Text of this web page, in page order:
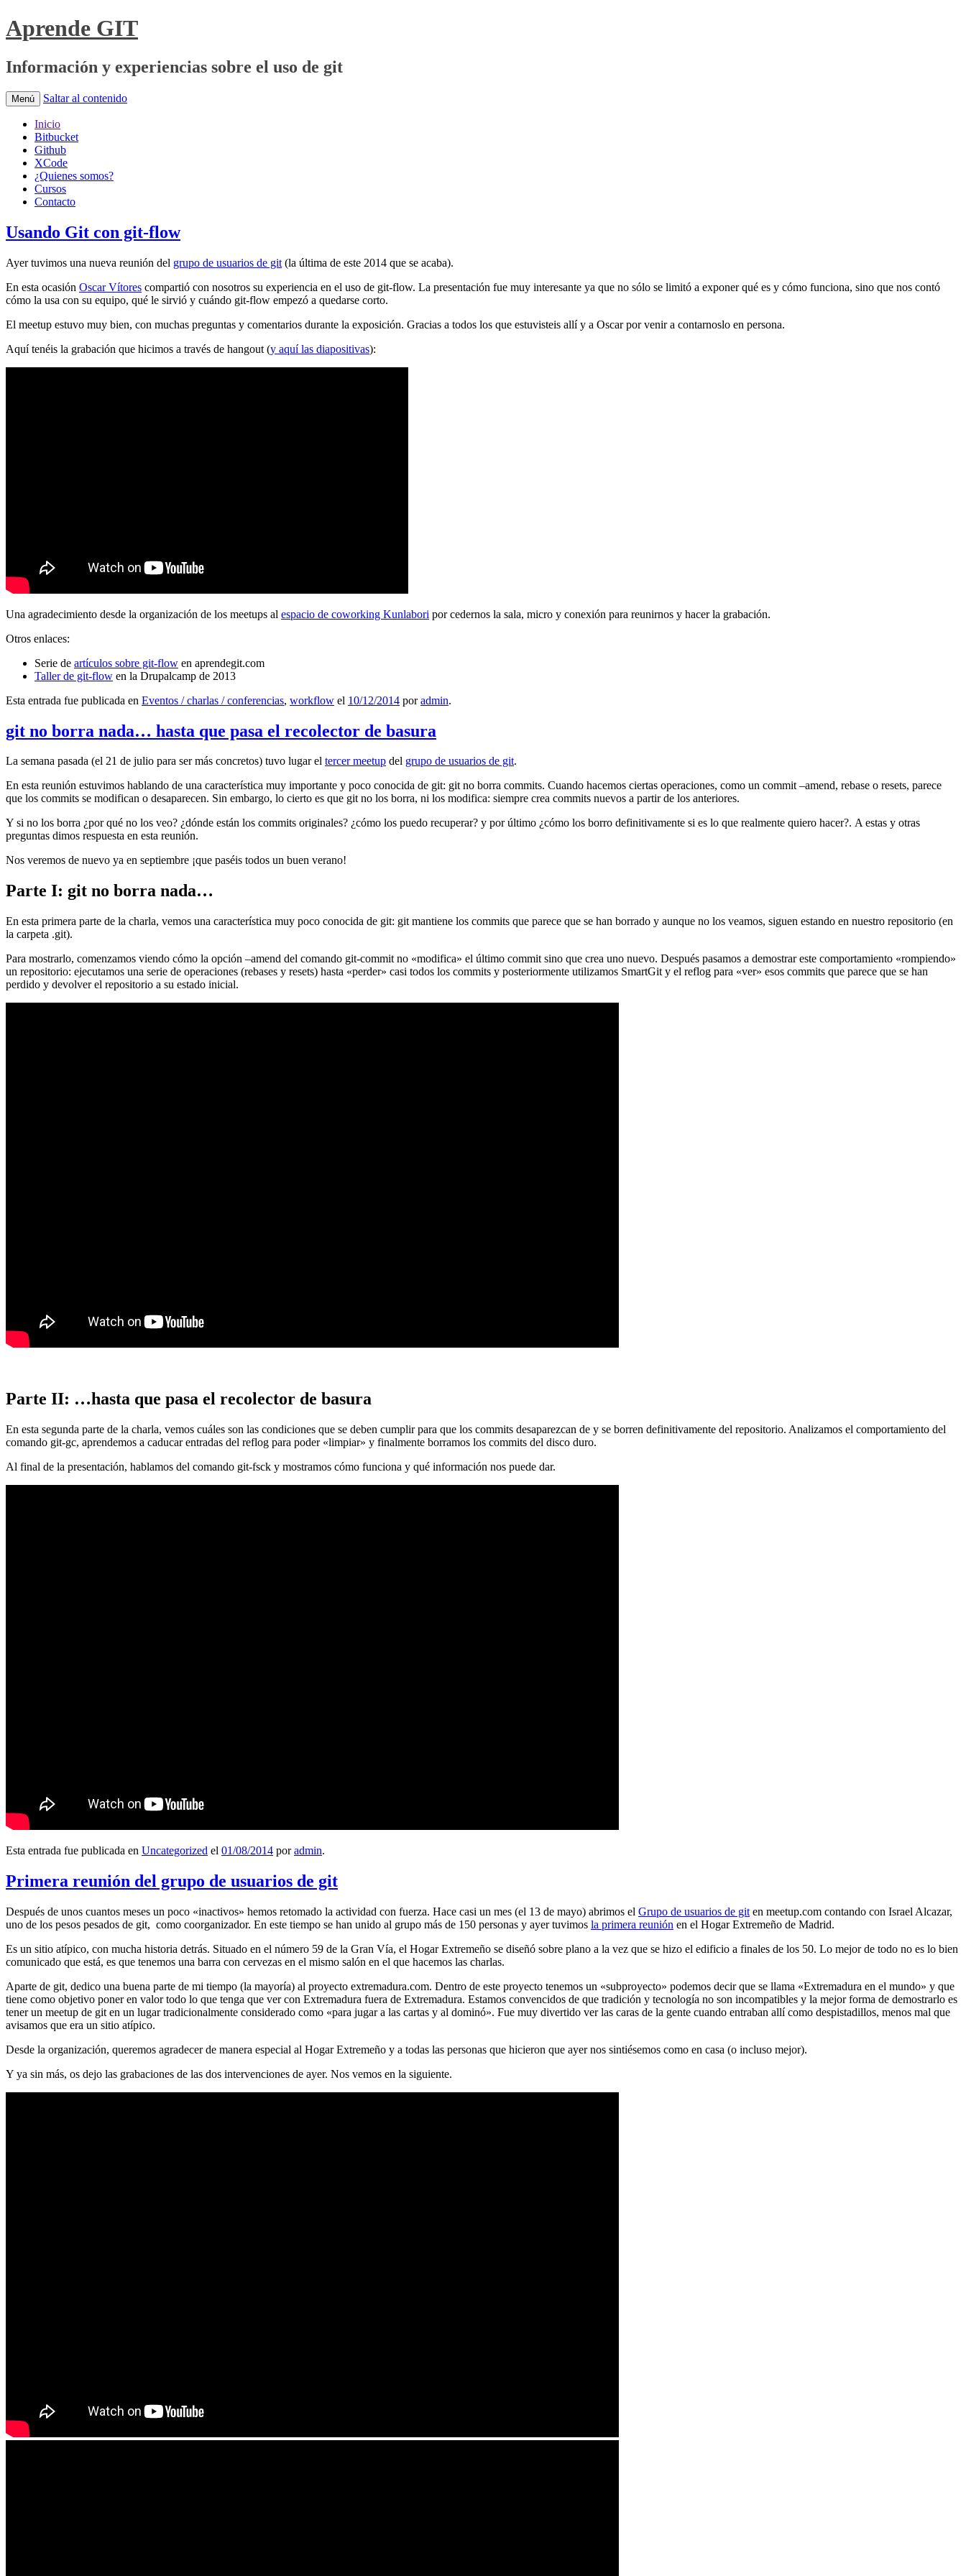
Aprende GIT
Información y experiencias sobre el uso de git
Menú Saltar al contenido
Inicio
Bitbucket
Github
XCode
¿Quienes somos?
Cursos
Contacto
Usando Git con git-flow
Ayer tuvimos una nueva reunión del grupo de usuarios de git (la última de este 2014 que se acaba).
En esta ocasión Oscar Vítores compartió con nosotros su experiencia en el uso de git-flow. La presentación fue muy interesante ya que no sólo se limitó a exponer qué es y cómo funciona, sino que nos contó
cómo la usa con su equipo, qué le sirvió y cuándo git-flow empezó a quedarse corto.
El meetup estuvo muy bien, con muchas preguntas y comentarios durante la exposición. Gracias a todos los que estuvisteis allí y a Oscar por venir a contarnoslo en persona.
Aquí tenéis la grabación que hicimos a través de hangout (y aquí las diapositivas):
Una agradecimiento desde la organización de los meetups al espacio de coworking Kunlabori por cedernos la sala, micro y conexión para reunirnos y hacer la grabación.
Otros enlaces:
Serie de artículos sobre git-flow en aprendegit.com
Taller de git-flow en la Drupalcamp de 2013
Esta entrada fue publicada en Eventos / charlas / conferencias, workflow el 10/12/2014 poradmin.
git no borra nada… hasta que pasa el recolector de basura
La semana pasada (el 21 de julio para ser más concretos) tuvo lugar el tercer meetup del grupo de usuarios de git.
En esta reunión estuvimos hablando de una característica muy importante y poco conocida de git: git no borra commits. Cuando hacemos ciertas operaciones, como un commit –amend, rebase o resets, parece
que los commits se modifican o desaparecen. Sin embargo, lo cierto es que git no los borra, ni los modifica: siempre crea commits nuevos a partir de los anteriores.
Y si no los borra ¿por qué no los veo? ¿dónde están los commits originales? ¿cómo los puedo recuperar? y por último ¿cómo los borro definitivamente si es lo que realmente quiero hacer?. A estas y otras
preguntas dimos respuesta en esta reunión.
Nos veremos de nuevo ya en septiembre ¡que paséis todos un buen verano!
Parte I: git no borra nada…
En esta primera parte de la charla, vemos una característica muy poco conocida de git: git mantiene los commits que parece que se han borrado y aunque no los veamos, siguen estando en nuestro repositorio (en
la carpeta .git).
Para mostrarlo, comenzamos viendo cómo la opción –amend del comando git-commit no «modifica» el último commit sino que crea uno nuevo. Después pasamos a demostrar este comportamiento «rompiendo»
un repositorio: ejecutamos una serie de operaciones (rebases y resets) hasta «perder» casi todos los commits y posteriormente utilizamos SmartGit y el reflog para «ver» esos commits que parece que se han
perdido y devolver el repositorio a su estado inicial.
Parte II: …hasta que pasa el recolector de basura
En esta segunda parte de la charla, vemos cuáles son las condiciones que se deben cumplir para que los commits desaparezcan de y se borren definitivamente del repositorio. Analizamos el comportamiento del
comando git-gc, aprendemos a caducar entradas del reflog para poder «limpiar» y finalmente borramos los commits del disco duro.
Al final de la presentación, hablamos del comando git-fsck y mostramos cómo funciona y qué información nos puede dar.
Esta entrada fue publicada en Uncategorized el 01/08/2014 poradmin.
Primera reunión del grupo de usuarios de git
Después de unos cuantos meses un poco «inactivos» hemos retomado la actividad con fuerza. Hace casi un mes (el 13 de mayo) abrimos el Grupo de usuarios de git en meetup.com contando con Israel Alcazar,
uno de los pesos pesados de git, como coorganizador. En este tiempo se han unido al grupo más de 150 personas y ayer tuvimos la primera reunión en el Hogar Extremeño de Madrid.
Es un sitio atípico, con mucha historia detrás. Situado en el número 59 de la Gran Vía, el Hogar Extremeño se diseñó sobre plano a la vez que se hizo el edificio a finales de los 50. Lo mejor de todo no es lo bien
comunicado que está, es que tenemos una barra con cervezas en el mismo salón en el que hacemos las charlas.
Aparte de git, dedico una buena parte de mi tiempo (la mayoría) al proyecto extremadura.com. Dentro de este proyecto tenemos un «subproyecto» podemos decir que se llama «Extremadura en el mundo» y que
tiene como objetivo poner en valor todo lo que tenga que ver con Extremadura fuera de Extremadura. Estamos convencidos de que tradición y tecnología no son incompatibles y la mejor forma de demostrarlo es
tener un meetup de git en un lugar tradicionalmente considerado como «para jugar a las cartas y al dominó». Fue muy divertido ver las caras de la gente cuando entraban allí como despistadillos, menos mal que
avisamos que era un sitio atípico.
Desde la organización, queremos agradecer de manera especial al Hogar Extremeño y a todas las personas que hicieron que ayer nos sintiésemos como en casa (o incluso mejor).
Y ya sin más, os dejo las grabaciones de las dos intervenciones de ayer. Nos vemos en la siguiente.